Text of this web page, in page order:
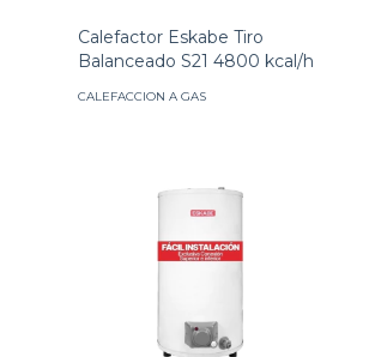
Calefactor Eskabe Tiro
Balanceado S21 4800 kcal/h
CALEFACCION A GAS